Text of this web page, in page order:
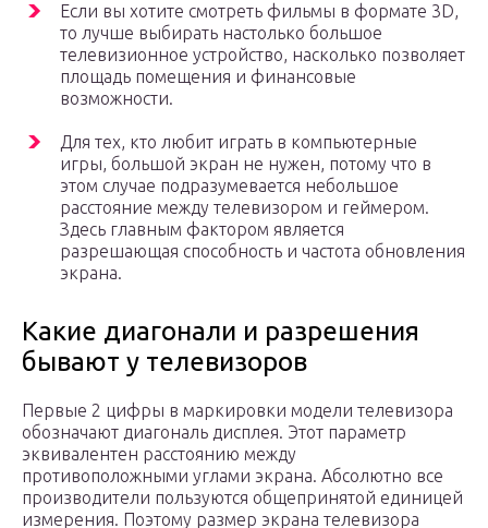
Если вы хотите смотреть фильмы в формате 3D,
то лучше выбирать настолько большое
телевизионное устройство, насколько позволяет
площадь помещения и финансовые
возможности.
Для тех, кто любит играть в компьютерные
игры, большой экран не нужен, потому что в
этом случае подразумевается небольшое
расстояние между телевизором и геймером.
Здесь главным фактором является
разрешающая способность и частота обновления
экрана.
Какие диагонали и разрешения
бывают у телевизоров
Первые 2 цифры в маркировки модели телевизора
обозначают диагональ дисплея. Этот параметр
эквивалентен расстоянию между
противоположными углами экрана. Абсолютно все
производители пользуются общепринятой единицей
измерения. Поэтому размер экрана телевизора